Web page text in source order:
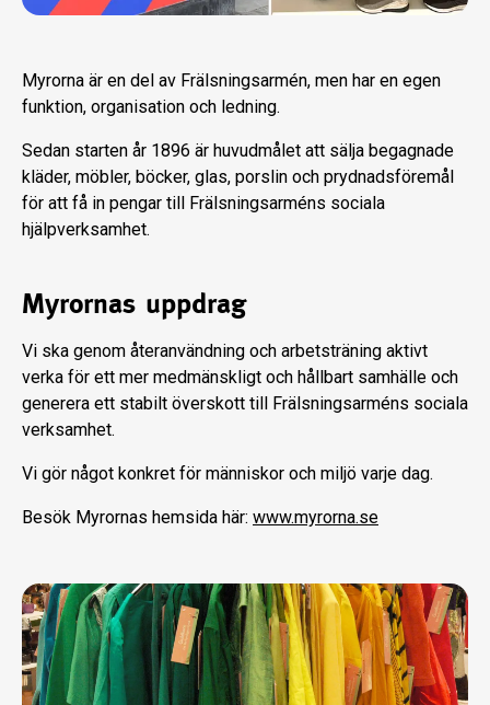
Myrorna är en del av Frälsningsarmén, men har en egen
funktion, organisation och ledning.
Sedan starten år 1896 är huvudmålet att sälja begagnade
kläder, möbler, böcker, glas, porslin och prydnadsföremål
för att få in pengar till Frälsningsarméns sociala
hjälpverksamhet.
Myrornas uppdrag
Vi ska genom återanvändning och arbetsträning aktivt
verka för ett mer medmänskligt och hållbart samhälle och
generera ett stabilt överskott till Frälsningsarméns sociala
verksamhet.
Vi gör något konkret för människor och miljö varje dag.
Besök Myrornas hemsida här: www.myrorna.se